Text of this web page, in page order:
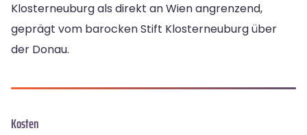
Klosterneuburg als direkt an Wien angrenzend,
geprägt vom barocken Stift Klosterneuburg über
der Donau.
Kosten